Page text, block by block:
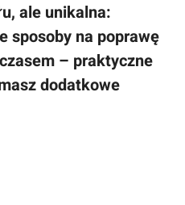
ale unikalna:
sposoby na poprawę
– praktyczne
dodatkowe